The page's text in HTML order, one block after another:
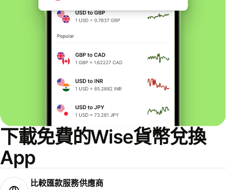
下載免費的Wise貨幣兌換
App
比較匯款服務供應商